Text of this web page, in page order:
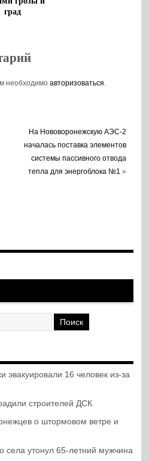
град
необходимоавторизоваться
На Нововоронежскую АЭС-2
началась поставка элементов
системы пассивного отвода
тепла для энергоблока №1 »
эвакуировали 16 человек из-за
строителей ДСК
о штормовом ветре и
села утонул 65-летний мужчина